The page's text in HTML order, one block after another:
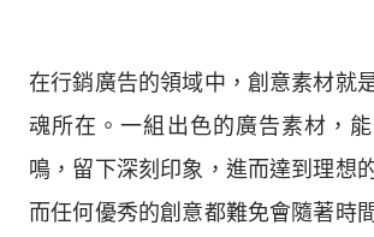
在行銷廣告的領域中，創意素材就
魂所在。一組出色的廣告素材，
鳴，留下深刻印象，進而達到理想
而任何優秀的創意都難免會隨著時